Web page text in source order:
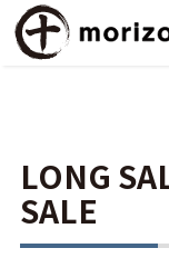
LONG
SALE